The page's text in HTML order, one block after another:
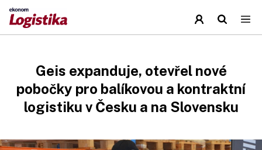
Geis expanduje, otevřel nové
pobočky pro balíkovou a kontraktní
logistiku v Česku a na Slovensku